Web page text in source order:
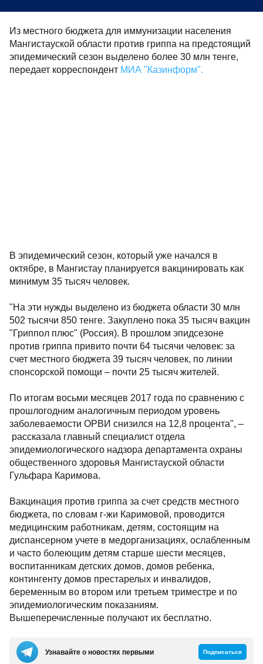
Из местного бюджета для иммунизации населения
Мангистауской области против гриппа на предстоящий
эпидемический сезон выделено более 30 млн тенге,
передает корреспондент МИА "Казинформ".
В эпидемический сезон, который уже начался в
октябре, в Мангистау планируется вакцинировать как
минимум 35 тысяч человек.
"На эти нужды выделено из бюджета области 30 млн
502 тысячи 850 тенге. Закуплено пока 35 тысяч вакцин
"Гриппол плюс" (Россия). В прошлом эпидсезоне
против гриппа привито почти 64 тысячи человек: за
счет местного бюджета 39 тысяч человек, по линии
спонсорской помощи – почти 25 тысяч жителей.
По итогам восьми месяцев 2017 года по сравнению с
прошлогодним аналогичным периодом уровень
заболеваемости ОРВИ снизился на 12,8 процента", –
рассказала главный специалист отдела
эпидемиологического надзора департамента охраны
общественного здоровья Мангистауской области
Гульфара Каримова.
Вакцинация против гриппа за счет средств местного
бюджета, по словам г-жи Каримовой, проводится
медицинским работникам, детям, состоящим на
диспансерном учете в медорганизациях, ослабленным
и часто болеющим детям старше шести месяцев,
воспитанникам детских домов, домов ребенка,
контингенту домов престарелых и инвалидов,
беременным во втором или третьем триместре и по
эпидемиологическим показаниям.
Вышеперечисленные получают их бесплатно.
Узнавайте о новостях первыми Подписаться